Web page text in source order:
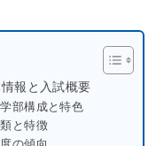
報と入試概要
部構成と特色
と特徴
の傾向